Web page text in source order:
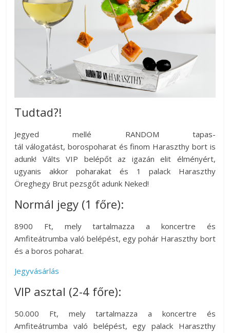
Tudtad?!
Jegyed mellé RANDOM tapas-
tál válogatást, borospoharat és finom Haraszthy bort is
adunk! Válts VIP belépőt az igazán elit élményért,
ugyanis akkor poharakat és 1 palack Haraszthy
Öreghegy Brut pezsgőt adunk Neked!
Normál jegy (1 főre):
8900 Ft, mely tartalmazza a koncertre és
Amfiteátrumba való belépést, egy pohár Haraszthy bort
és a boros poharat.
Jegyvásárlás
VIP asztal (2-4 főre):
50.000 Ft, mely tartalmazza a koncertre és
Amfiteátrumba való belépést, egy palack Haraszthy